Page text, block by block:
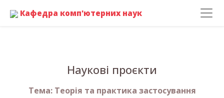
Кафедра комп'ютерних наук
Наукові проєкти
Тема: Теорія та практика застосування